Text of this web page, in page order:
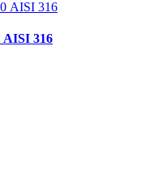
AISI 316